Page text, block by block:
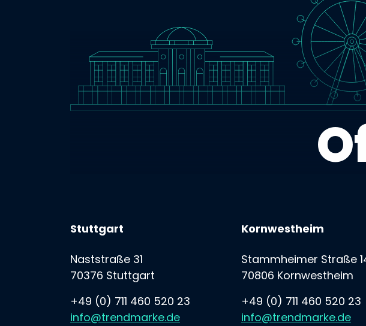
Stuttgart
Naststraße 31
70376 Stuttgart
+49 (0) 711 460 520 23
info@trendmarke.de
Kornwestheim
Stammheimer Straße
70806 Kornwestheim
+49 (0) 711 460 520 23
info@trendmarke.de